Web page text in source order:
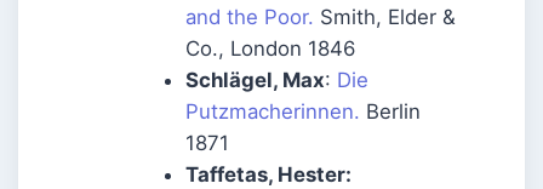
and the Poor. Smith, Elder &
Co., London 1846
Schlägel, Max: Die
Putzmacherinnen. Berlin
1871
Taffetas, Hester: